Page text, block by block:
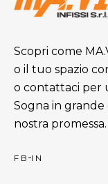
Scopri come
o il tuo spazio
o contattaci per
Sogna in grande
nostra promessa.
FB IN